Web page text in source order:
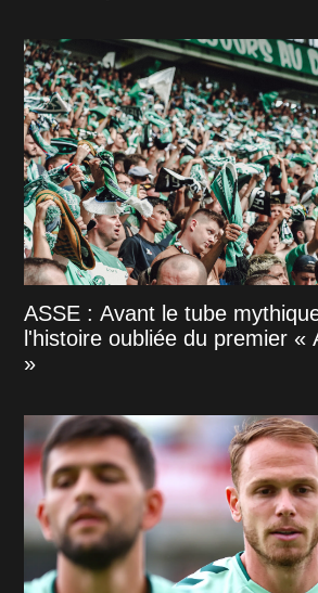
ASSE : Avant le tube
l'histoire oubliée du premier «
»